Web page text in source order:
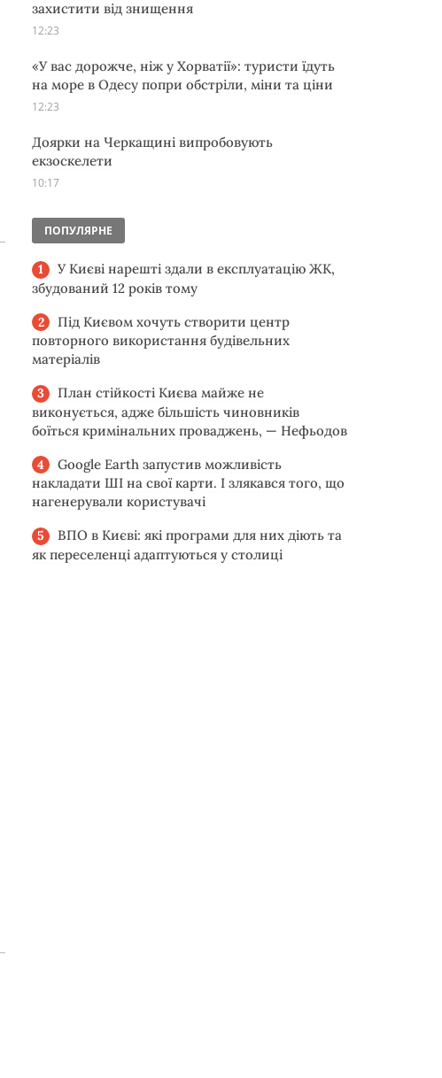
захистити від знищення
12:23
«У вас дорожче, ніж у Хорватії»: туристи їдуть
на море в Одесу попри обстріли, міни та ціни
12:23
Доярки на Черкащині випробовують
екзоскелети
10:17
ПОПУЛЯРНЕ
У Києві нарешті здали в експлуатацію ЖК,
збудований 12 років тому
Під Києвом хочуть створити центр
повторного використання будівельних
матеріалів
План стійкості Києва майже не
виконується, адже більшість чиновників
боїться кримінальних проваджень, — Нефьодов
Google Earth запустив можливість
накладати ШІ на свої карти. І злякався того, що
нагенерували користувачі
ВПО в Києві: які програми для них діють та
як переселенці адаптуються у столиці